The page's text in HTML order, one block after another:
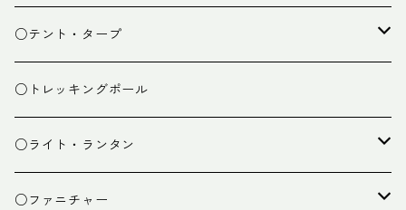
スタッフバッグ
ザック小物
クッカー
バーナー
カトラリー
クッキング小物
○テント・タープ
テント
タープ
ペグ・ハンマー・小物
○トレッキングポール
○ライト・ランタン
ライト
○ファニチャー